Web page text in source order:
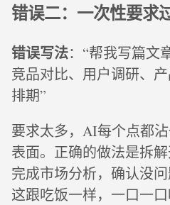
错误二：一次性要求
错误写法：“帮我写篇文
竞品对比、用户调研、
排期”
要求太多，AI每个点都
表面。正确的做法是拆
完成市场分析，确认没问
这跟吃饭一样，一口一